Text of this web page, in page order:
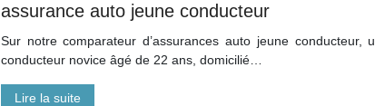
assurance auto jeune conducteur
Sur notre comparateur d’assurances auto jeune conducteur,
conducteur novice âgé de 22 ans, domicilié…
Lire la suite